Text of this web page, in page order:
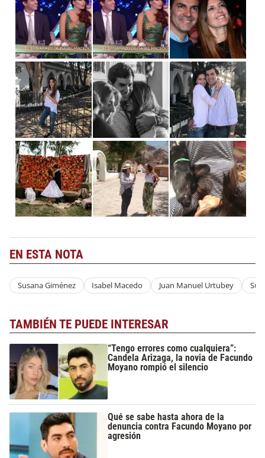
EN ESTA NOTA
Susana Giménez Isabel Macedo Juan Manuel Urtubey
TAMBIÉN TE PUEDE INTERESAR
“Tengo errores como cualquiera”:
Candela Arizaga, la novia de Facundo
Moyano rompió el silencio
Qué se sabe hasta ahora de la
denuncia contra Facundo Moyano por
agresión